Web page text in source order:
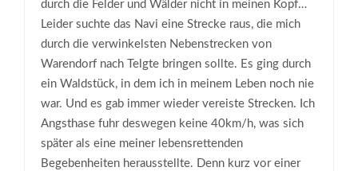
durch die Felder und Wälder nicht in meinen Kopf…
Leider suchte das Navi eine Strecke raus, die mich
durch die verwinkelsten Nebenstrecken von
Warendorf nach Telgte bringen sollte. Es ging durch
ein Waldstück, in dem ich in meinem Leben noch nie
war. Und es gab immer wieder vereiste Strecken. Ich
Angsthase fuhr deswegen keine 40km/h, was sich
später als eine meiner lebensrettenden
Begebenheiten herausstellte. Denn kurz vor einer